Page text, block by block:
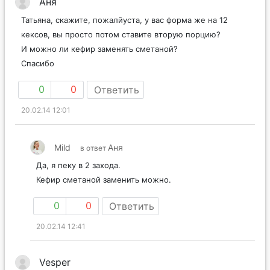
Татьяна, скажите, пожалйуста, у вас форма же на 12
кексов, вы просто потом ставите вторую порцию?
И можно ли кефир заменять сметаной?
Спасибо
0 0 Ответить
20.02.14 12:01
Mild в ответ Аня
Да, я пеку в 2 захода.
Кефир сметаной заменить можно.
0 0 Ответить
20.02.14 12:41
Vesper